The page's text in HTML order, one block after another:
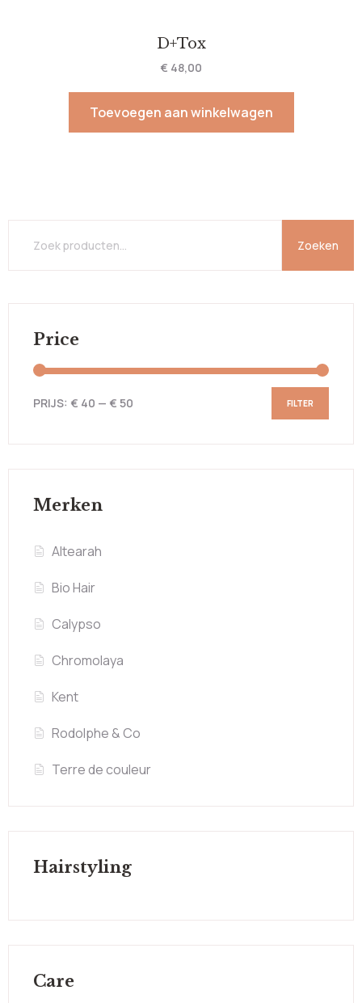
D+Tox
€ 48,00
Toevoegen aan winkelwagen
Zoeken
Price
FILTER
PRIJS: € 40 — € 50
Merken
Altearah
Bio Hair
Calypso
Chromolaya
Kent
Rodolphe & Co
Terre de couleur
Hairstyling
Care